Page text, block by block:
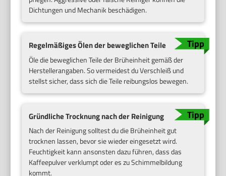
Dichtungen und Mechanik beschädigen.
Regelmäßiges Ölen der beweglichen Teile
Öle die beweglichen Teile der Brüheinheit gemäß der
Herstellerangaben. So vermeidest du Verschleiß und
stellst sicher, dass sich die Teile reibungslos bewegen.
Gründliche Trocknung nach der Reinigung
Nach der Reinigung solltest du die Brüheinheit gut
trocknen lassen, bevor sie wieder eingesetzt wird.
Feuchtigkeit kann ansonsten dazu führen, dass das
Kaffeepulver verklumpt oder es zu Schimmelbildung
kommt.